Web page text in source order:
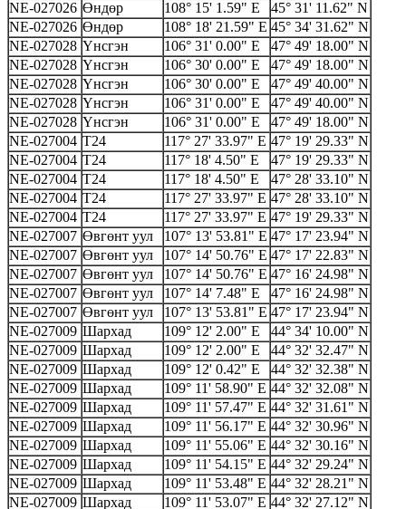
NE-027026 Өндөр 108° 15' 1.59" E
45° 31' 11.62" N
NE-027026 Өндөр 108° 18' 21.59" E 45° 34' 31.62" N
NE-027028 Үнсгэн 106° 31' 0.00" E
47° 49' 18.00" N
NE-027028 Үнсгэн 106° 30' 0.00" E
47° 49' 18.00" N
NE-027028 Үнсгэн 106° 30' 0.00" E
47° 49' 40.00" N
NE-027028 Үнсгэн 106° 31' 0.00" E
47° 49' 40.00" N
NE-027028 Үнсгэн 106° 31' 0.00" E
47° 49' 18.00" N
NE-027004 Т24 117° 27' 33.97" E 47° 19' 29.33" N
NE-027004 Т24 117° 18' 4.50" E
47° 19' 29.33" N
NE-027004 Т24 117° 18' 4.50" E
47° 28' 33.10" N
NE-027004 Т24 117° 27' 33.97" E 47° 28' 33.10" N
NE-027004 Т24 117° 27' 33.97" E 47° 19' 29.33" N
NE-027007 Өвгөнт уул 107° 13' 53.81" E 47° 17' 23.94" N
NE-027007 Өвгөнт уул 107° 14' 50.76" E 47° 17' 22.83" N
NE-027007 Өвгөнт уул 107° 14' 50.76" E 47° 16' 24.98" N
NE-027007 Өвгөнт уул 107° 14' 7.48" E
47° 16' 24.98" N
NE-027007 Өвгөнт уул 107° 13' 53.81" E 47° 17' 23.94" N
NE-027009 Шархад 109° 12' 2.00" E
44° 34' 10.00" N
NE-027009 Шархад 109° 12' 2.00" E
44° 32' 32.47" N
NE-027009 Шархад 109° 12' 0.42" E
44° 32' 32.38" N
NE-027009 Шархад 109° 11' 58.90" E 44° 32' 32.08" N
NE-027009 Шархад 109° 11' 57.47" E 44° 32' 31.61" N
NE-027009 Шархад 109° 11' 56.17" E 44° 32' 30.96" N
NE-027009 Шархад 109° 11' 55.06" E 44° 32' 30.16" N
NE-027009 Шархад 109° 11' 54.15" E 44° 32' 29.24" N
NE-027009 Шархад 109° 11' 53.48" E 44° 32' 28.21" N
NE-027009 Шархад 109° 11' 53.07" E 44° 32' 27.12" N